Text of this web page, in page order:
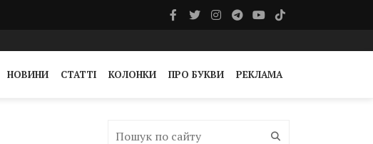
НОВИНИ СТАТТІ КОЛОНКИ ПРО БУКВИ РЕКЛАМА